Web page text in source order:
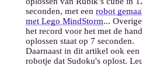
seconden, met een robot
met Lego MindStorm...
het record voor het met de hand
oplossen staat op 7 seconden.
Daarnaast in dit artikel ook een
robotje dat Sudoku's oplost.